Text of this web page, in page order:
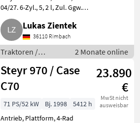
04/27. 6-Zyl., 5, 2 l, Zul. Ggw.
6.500 kg, Allrad, Heckhydr.,
Frontkraftheber, 2 Zapfw.
hinten, LED Arbeitsbel., Papiere
(HU, Brief und
Lukas Zientek
36110 Rimbach
Traktoren /
Standard
Traktoren
2 Monate online
Steyr 970 / Case
C70
23.890
€
MwSt nicht
ausweisbar
71 PS/52 kW Bj. 1998
5412 h
Antrieb, Plattform, 4-Rad